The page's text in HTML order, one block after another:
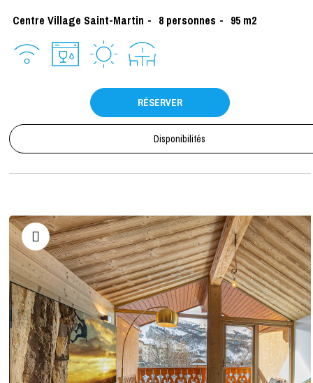
Centre Village Saint-Martin
8 personnes 95 m2
RÉSERVER
Disponibilités